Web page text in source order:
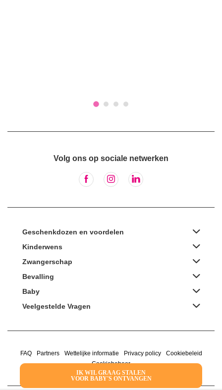
IK WIL GRAAG STALEN
VOOR BABY'S ONTVANGEN
Volg ons op sociale netwerken
Geschenkdozen en voordelen
Kinderwens
Zwangerschap
Bevalling
Baby
Veelgestelde Vragen
FAQ Partners Wettelijke informatie Privacy policy
Cookiebeleid
Cookiebeheer